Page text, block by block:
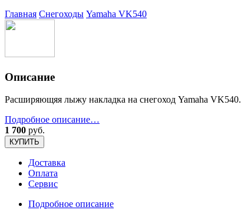
Главная Снегоходы Yamaha VK540
Описание
Расширяющяя лыжу накладка на снегоход Yamaha VK540.
Подробное описание…
1 700 руб.
КУПИТЬ
Доставка
Оплата
Сервис
Подробное описание